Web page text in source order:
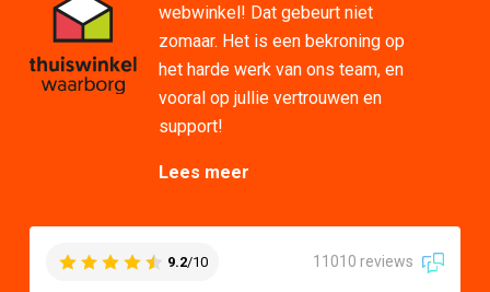
webwinkel! Dat gebeurt niet
zomaar. Het is een bekroning op
het harde werk van ons team, en
vooral op jullie vertrouwen en
support!
Lees meer
9.2/10 11010 reviews